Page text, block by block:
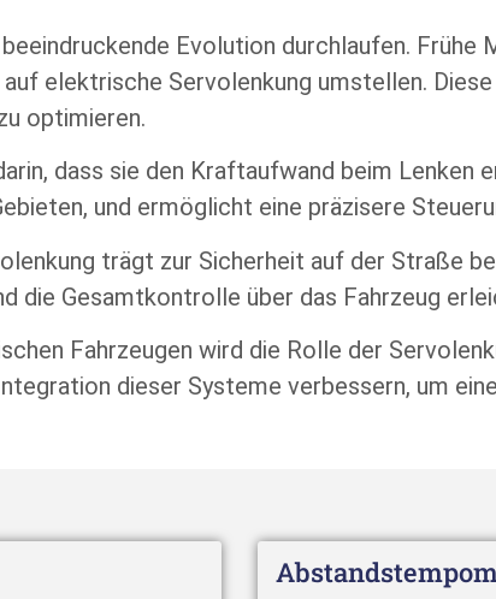
Evolution durchlaufen. Frühe
elektrische Servolenkung umstellen.
optimieren.
dass sie den Kraftaufwand beim Lenken
und ermöglicht eine präzisere
trägt zur Sicherheit auf der Straße
die Gesamtkontrolle über das Fahrzeug
Fahrzeugen wird die Rolle der
dieser Systeme verbessern, um